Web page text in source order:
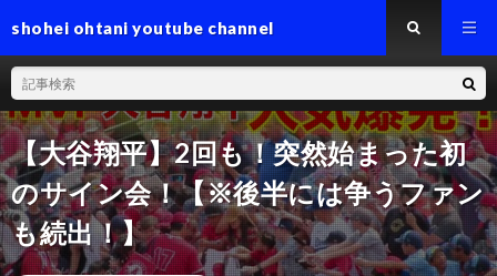
shohei ohtani youtube channel
【大谷翔平】2回も！突然始まった初
のサイン会！【※後半には争うファン
も続出！】